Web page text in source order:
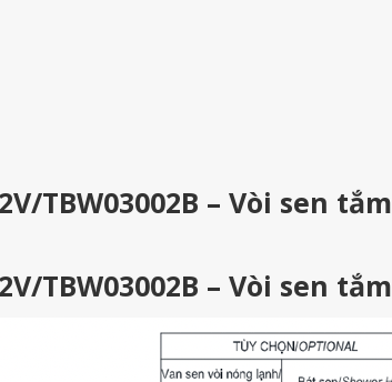
TBW03002B – Vòi sen tắm
TBW03002B – Vòi sen tắm